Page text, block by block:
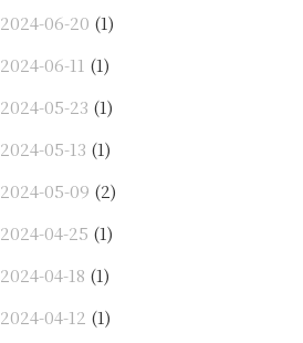
2024-06-20 (1)
2024-06-11 (1)
2024-05-23 (1)
2024-05-13 (1)
2024-05-09 (2)
2024-04-25 (1)
2024-04-18 (1)
2024-04-12 (1)